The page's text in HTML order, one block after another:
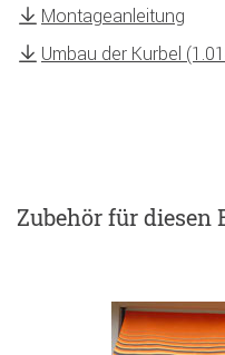
Montageanleitung
Umbau der Kurbel
Zubehörfür diesen